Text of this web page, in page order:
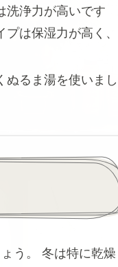
洗浄力が高いです
は保湿力が高く、
ぬるま湯を使いまし
う。 冬は特に乾燥